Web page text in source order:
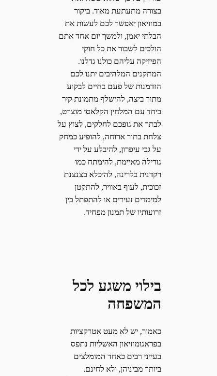
בצורה מתעתעת מאוד. ביקור
במוזיאון יאפשר לכם לעשות את
הבלתי יאמן, ולמשך יום אחד אתם
הולכים לשבור את כל חוקי
הפיזיקה עליהם כולנו גדלנו.
המתקנים המלהיבים יתנו לכם
הזדמנות של פעם בחיים לבקוע
מתוך ביצה, להישלף מתמונת קיר
ביחד עם המלחין הקלאסי מוצרט,
לבתר את גופכם לחלקים, לצוץ על
צלחת בתור ארוחה, להופיע כמחק
על גבי עיפרון, להיבלע על ידי
גורילה מאיימת, להימתח כמו
רקדנית בלרינה, להיכלא בצנצנת
זכוכית, לעוף באוויר, להתקטן
למימדים זעירים או להתפתל בין
זרועותיו של תמנון מפחיד.
בילוי משגע לכל
המשפחה
כאמור, יש לא מעט אטרקציות
בפראגומוזיאון האשליות נתפס
בעייני רבים כאחד המומלצים
ביותר מביניהן, ולא לחינם.